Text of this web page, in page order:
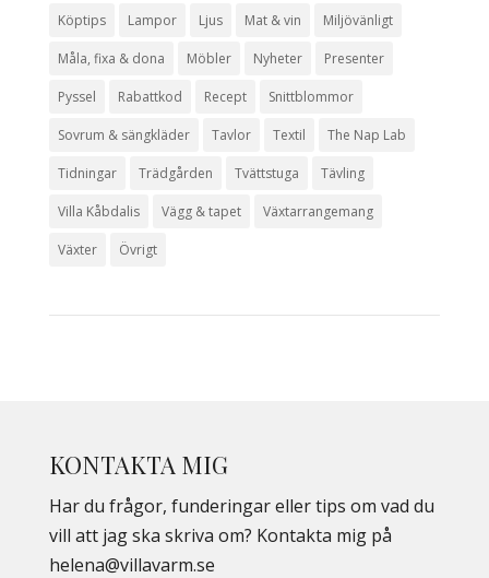
Köptips Lampor Ljus Mat & vin Miljövänligt
Måla, fixa & dona Möbler Nyheter Presenter
Pyssel Rabattkod Recept Snittblommor
Sovrum & sängkläder Tavlor Textil The Nap Lab
Tidningar Trädgården Tvättstuga Tävling
Villa Kåbdalis Vägg & tapet Växtarrangemang
Växter Övrigt
KONTAKTA MIG
Har du frågor, funderingar eller tips om vad du
vill att jag ska skriva om? Kontakta mig på
helena@villavarm.se